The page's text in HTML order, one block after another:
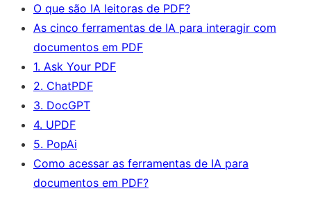
O que são IA leitoras de PDF?
As cinco ferramentas de IA para interagir com
documentos em PDF
1. Ask Your PDF
2. ChatPDF
3. DocGPT
4. UPDF
5. PopAi
Como acessar as ferramentas de IA para
documentos em PDF?